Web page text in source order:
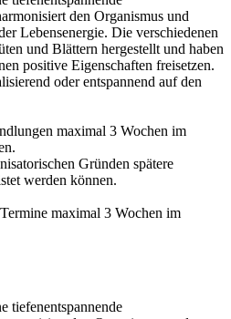
den Organismus und
Lebensenergie. Die verschiedenen
und Blättern hergestellt und haben
positive Eigenschaften freisetzen.
oder entspannend auf den
maximal 3 Wochen im
Gründen spätere
werden können.
maximal 3 Wochen im
tiefenentspannende